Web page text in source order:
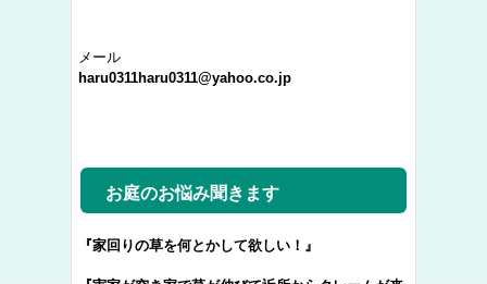
メール
haru0311haru0311@yahoo.co.jp
お庭のお悩み聞きます
『家回りの草を何とかして欲しい！』